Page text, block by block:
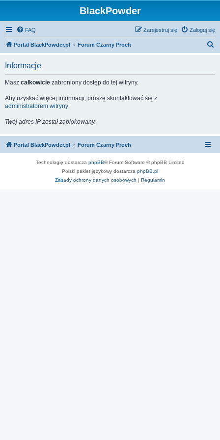
BlackPowder
FAQ Zaloguj się
Zarejestruj się
Portal BlackPowder.pl Forum Czarny Proch
Informacje
Masz całkowicie zabroniony dostęp do tej witryny.
Aby uzyskać więcej informacji, proszę skontaktować się z
administratorem witryny.
Twój adres IP został zablokowany.
Portal BlackPowder.pl Forum Czarny Proch
Technologię dostarcza phpBB® Forum Software © phpBB Limited
Polski pakiet językowy dostarcza phpBB.pl
Zasady ochrony danych osobowych | Regulamin